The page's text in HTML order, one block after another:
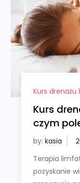
Kurs
Kurs
czym
by: kasia
Terapia
pozyskanie